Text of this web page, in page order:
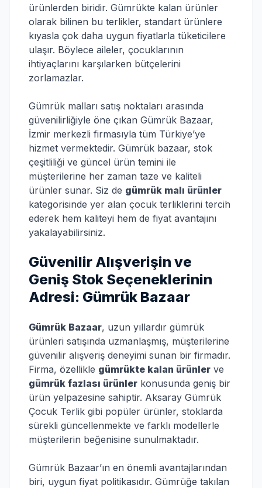
ürünlerden biridir. Gümrükte kalan ürünler
olarak bilinen bu terlikler, standart ürünlere
kıyasla çok daha uygun fiyatlarla tüketicilere
ulaşır. Böylece aileler, çocuklarının
ihtiyaçlarını karşılarken bütçelerini
zorlamazlar.
Gümrük malları satış noktaları arasında
güvenilirliğiyle öne çıkan Gümrük Bazaar,
İzmir merkezli firmasıyla tüm Türkiye’ye
hizmet vermektedir. Gümrük bazaar, stok
çeşitliliği ve güncel ürün temini ile
müşterilerine her zaman taze ve kaliteli
ürünler sunar. Siz de gümrük malı ürünler
kategorisinde yer alan çocuk terliklerini tercih
ederek hem kaliteyi hem de fiyat avantajını
yakalayabilirsiniz.
Güvenilir Alışverişin ve
Geniş Stok Seçeneklerinin
Adresi: Gümrük Bazaar
Gümrük Bazaar, uzun yıllardır gümrük
ürünleri satışında uzmanlaşmış, müşterilerine
güvenilir alışveriş deneyimi sunan bir firmadır.
Firma, özellikle gümrükte kalan ürünler ve
gümrük fazlası ürünler konusunda geniş bir
ürün yelpazesine sahiptir. Aksaray Gümrük
Çocuk Terlik gibi popüler ürünler, stoklarda
sürekli güncellenmekte ve farklı modellerle
müşterilerin beğenisine sunulmaktadır.
Gümrük Bazaar’ın en önemli avantajlarından
biri, uygun fiyat politikasıdır. Gümrüğe takılan